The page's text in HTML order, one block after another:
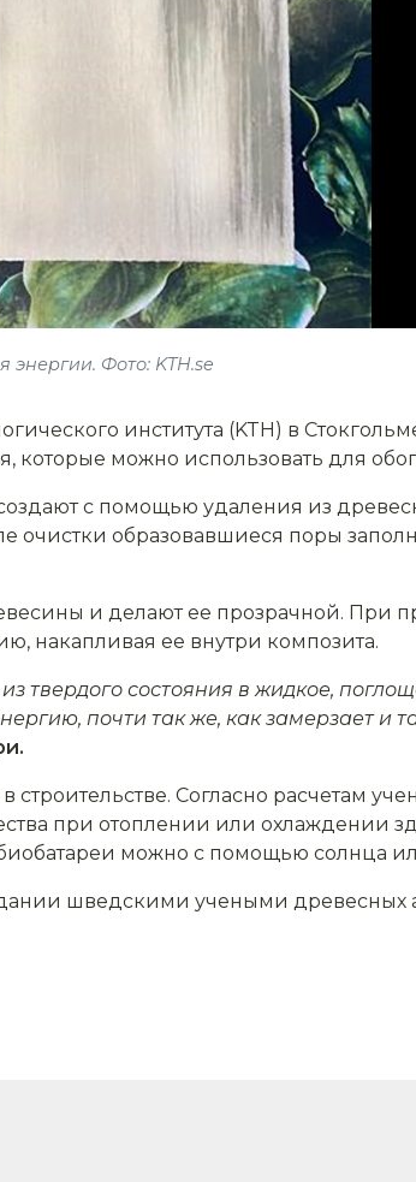
Фото: KTH.se
института (KTH) в
которые можно использовать для
с помощью удаления из
очистки образовавшиеся поры
и делают ее прозрачной. При
накапливая ее внутри композита.
твердого состояния в жидкое,
почти так же, как замерзает и
Согласно расчетам
при отоплении или охлаждении
можно с помощью солнца
шведскими учеными древесных